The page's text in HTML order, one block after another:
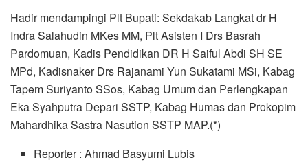
Hadir mendampingi Plt Bupati: Sekdakab Langkat dr H
Indra Salahudin MKes MM, Plt Asisten I Drs Basrah
Pardomuan, Kadis Pendidikan DR H Saiful Abdi SH SE
MPd, Kadisnaker Drs Rajanami Yun Sukatami MSi, Kabag
Tapem Suriyanto SSos, Kabag Umum dan Perlengkapan
Eka Syahputra Depari SSTP, Kabag Humas dan Prokopim
Mahardhika Sastra Nasution SSTP MAP.(*)
Reporter : Ahmad Basyumi Lubis